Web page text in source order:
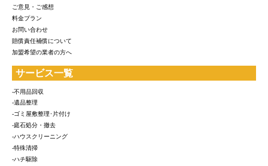
ご意見・ご感想
料金プラン
お問い合わせ
賠償責任補償について
加盟希望の業者の方へ
サービス一覧
-不用品回収
-遺品整理
-ゴミ屋敷整理･片付け
-庭石処分・撤去
-ハウスクリーニング
-特殊清掃
-ハチ駆除